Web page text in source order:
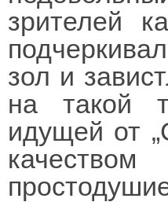
зрителей
зол и
на такой
идущей от